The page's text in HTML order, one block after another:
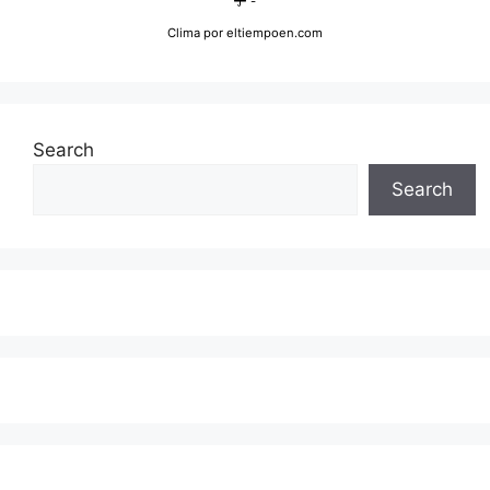
Clima por eltiempoen.com
Search
Search